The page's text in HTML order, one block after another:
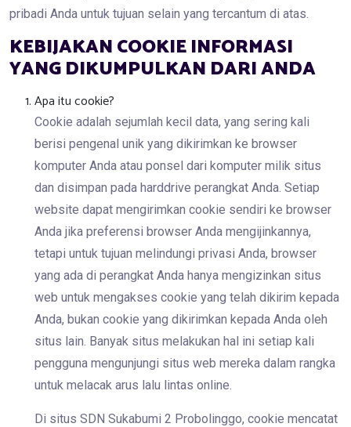
pribadi Anda untuk tujuan selain yang tercantum di atas.
KEBIJAKAN COOKIE INFORMASI
YANG DIKUMPULKAN DARI ANDA
Apa itu cookie?
Cookie adalah sejumlah kecil data, yang sering kali
berisi pengenal unik yang dikirimkan ke browser
komputer Anda atau ponsel dari komputer milik situs
dan disimpan pada harddrive perangkat Anda. Setiap
website dapat mengirimkan cookie sendiri ke browser
Anda jika preferensi browser Anda mengijinkannya,
tetapi untuk tujuan melindungi privasi Anda, browser
yang ada di perangkat Anda hanya mengizinkan situs
web untuk mengakses cookie yang telah dikirim kepada
Anda, bukan cookie yang dikirimkan kepada Anda oleh
situs lain. Banyak situs melakukan hal ini setiap kali
pengguna mengunjungi situs web mereka dalam rangka
untuk melacak arus lalu lintas online.
Di situs SDN Sukabumi 2 Probolinggo, cookie mencatat